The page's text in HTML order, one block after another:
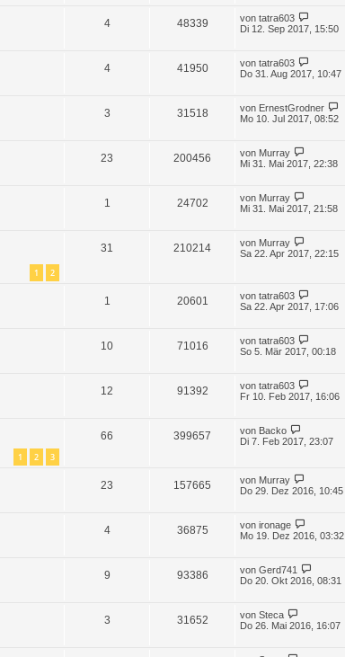
4 48339 von tatra603
Di 12. Sep 2017, 15:50
4 41950 von tatra603
Do 31. Aug 2017, 10:47
3 31518 von ErnestGrodner
Mo 10. Jul 2017, 08:52
23 200456 von Murray
Mi 31. Mai 2017, 22:38
1 24702 von Murray
Mi 31. Mai 2017, 21:58
1 2
31 210214 von Murray
Sa 22. Apr 2017, 22:15
1 20601 von tatra603
Sa 22. Apr 2017, 17:06
10 71016 von tatra603
So 5. Mär 2017, 00:18
12 91392 von tatra603
Fr 10. Feb 2017, 16:06
1 2 3
66 399657 von Backo
Di 7. Feb 2017, 23:07
23 157665 von Murray
Do 29. Dez 2016, 10:45
4 36875 von ironage
Mo 19. Dez 2016, 03:32
9 93386 von Gerd741
Do 20. Okt 2016, 08:31
3 31652 von Steca
Do 26. Mai 2016, 16:07